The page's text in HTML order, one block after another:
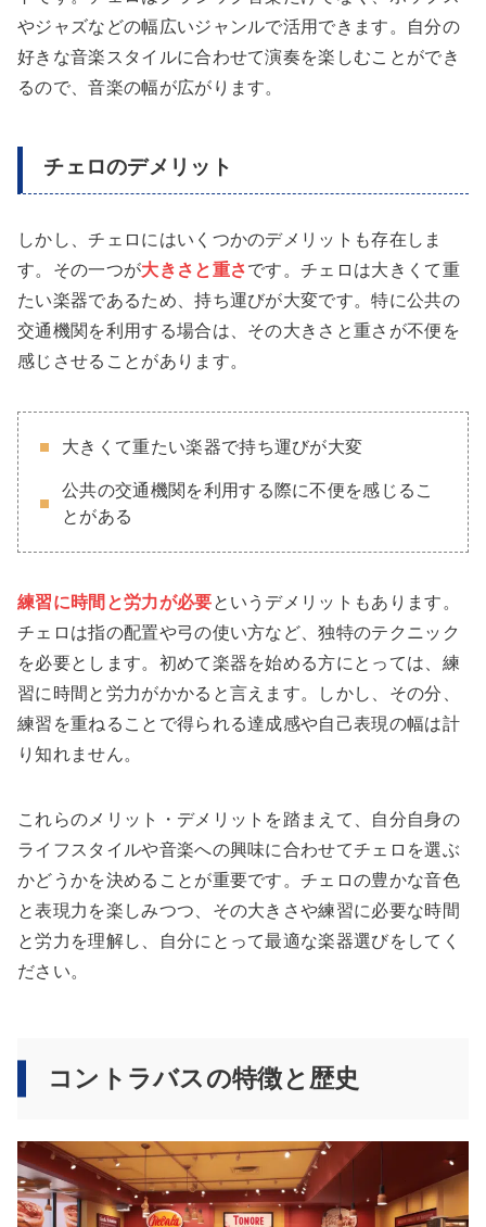
やジャズなどの幅広いジャンルで活用できます。自分の
好きな音楽スタイルに合わせて演奏を楽しむことができ
るので、音楽の幅が広がります。
チェロのデメリット
しかし、チェロにはいくつかのデメリットも存在しま
す。その一つが大きさと重さです。チェロは大きくて重
たい楽器であるため、持ち運びが大変です。特に公共の
交通機関を利用する場合は、その大きさと重さが不便を
感じさせることがあります。
大きくて重たい楽器で持ち運びが大変
公共の交通機関を利用する際に不便を感じるこ
とがある
練習に時間と労力が必要というデメリットもあります。
チェロは指の配置や弓の使い方など、独特のテクニック
を必要とします。初めて楽器を始める方にとっては、練
習に時間と労力がかかると言えます。しかし、その分、
練習を重ねることで得られる達成感や自己表現の幅は計
り知れません。
これらのメリット・デメリットを踏まえて、自分自身の
ライフスタイルや音楽への興味に合わせてチェロを選ぶ
かどうかを決めることが重要です。チェロの豊かな音色
と表現力を楽しみつつ、その大きさや練習に必要な時間
と労力を理解し、自分にとって最適な楽器選びをしてく
ださい。
コントラバスの特徴と歴史